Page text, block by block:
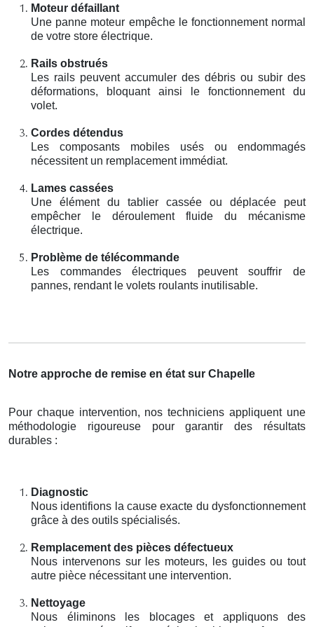
Moteur défaillant
Une panne moteur empêche le fonctionnement normal
de votre store électrique.
Rails obstrués
Les rails peuvent accumuler des débris ou subir des
déformations, bloquant ainsi le fonctionnement du
volet.
Cordes détendus
Les composants mobiles usés ou endommagés
nécessitent un remplacement immédiat.
Lames cassées
Une élément du tablier cassée ou déplacée peut
empêcher le déroulement fluide du mécanisme
électrique.
Problème de télécommande
Les commandes électriques peuvent souffrir de
pannes, rendant le volets roulants inutilisable.
Notre approche de remise en état sur Chapelle
Pour chaque intervention, nos techniciens appliquent une
méthodologie rigoureuse pour garantir des résultats
durables :
Diagnostic
Nous identifions la cause exacte du dysfonctionnement
grâce à des outils spécialisés.
Remplacement des pièces défectueux
Nous intervenons sur les moteurs, les guides ou tout
autre pièce nécessitant une intervention.
Nettoyage
Nous éliminons les blocages et appliquons des